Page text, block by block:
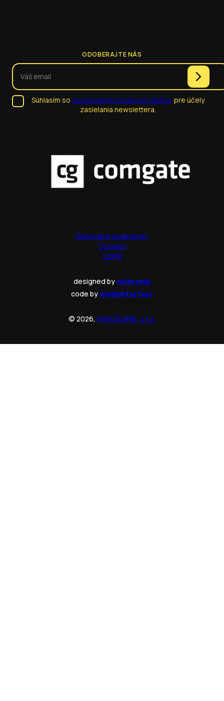
ODOBERAJTE NÁS
Súhlasím so spracúvaním osobných údajovpre účely
zasielania newslettera.
Obchodné podmienky
Cookies
GDPR
designed bywildcards
code bywisdomfactory
© 2026, KANCELARIE, s.r.o.